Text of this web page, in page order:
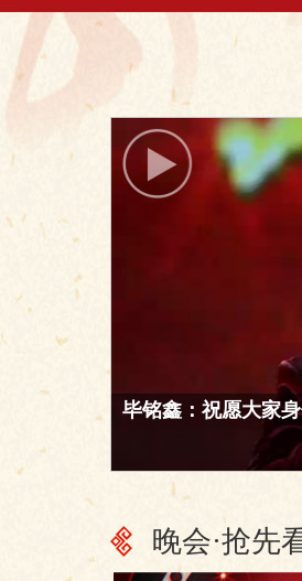
付玉龙：恭祝大家
晚会·抢先